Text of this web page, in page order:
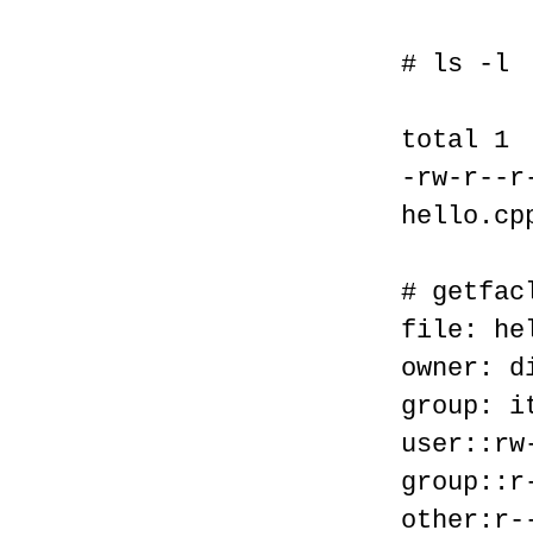
# ls -l
total 1
-rw-r--
#
file:
owner:
group: